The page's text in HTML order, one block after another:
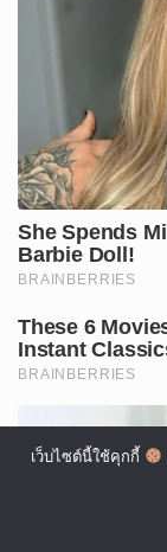
เว็บไซต์นี้ใช้คุกกี้